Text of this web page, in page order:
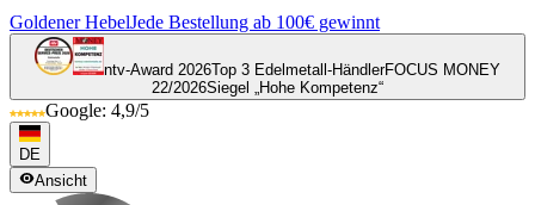
Goldener HebelJede Bestellung ab 100€ gewinnt
ntv-Award 2026Top 3 Edelmetall-HändlerFOCUS MONEY
22/2026Siegel „Hohe Kompetenz“
Google: 4,9/5
DE
Ansicht